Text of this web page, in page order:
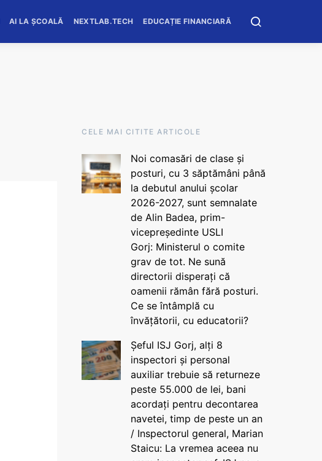
AI LA ȘCOALĂ NEXTLAB.TECH EDUCAȚIE FINANCIARĂ
CELE MAI CITITE ARTICOLE
Noi comasări de clase și
posturi, cu 3 săptămâni până
la debutul anului școlar
2026-2027, sunt semnalate
de Alin Badea, prim-
vicepreședinte USLI
Gorj: Ministerul o comite
grav de tot. Ne sună
directorii disperați că
oamenii rămân fără posturi.
Ce se întâmplă cu
învățătorii, cu educatorii?
Șeful ISJ Gorj, alți 8
inspectori și personal
auxiliar trebuie să returneze
peste 55.000 de lei, bani
acordați pentru decontarea
navetei, timp de peste un an
/ Inspectorul general, Marian
Staicu: La vremea aceea nu